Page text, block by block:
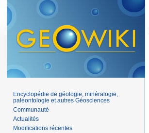
Encyclopédie de géologie, minéralogie,
paléontologie et autres Géosciences
Communauté
Actualités
Modifications récentes